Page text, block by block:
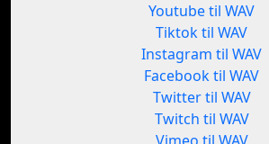
Youtube til WAV
Tiktok til WAV
Instagram til WAV
Facebook til WAV
Twitter til WAV
Twitch til WAV